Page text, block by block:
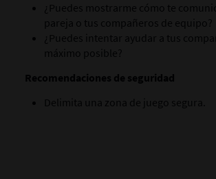
¿Puedes mostrarme cómo te
pareja o tus compañeros de equipo?
¿Puedes intentar ayudar a tus
máximo posible?
Recomendaciones de seguridad
Delimita una zona de juego segura.